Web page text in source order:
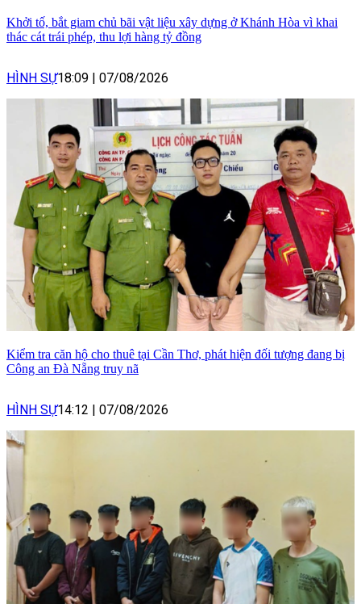
Khởi tố, bắt giam chủ bãi vật liệu xây dựng ở Khánh Hòa vì khai
thác cát trái phép, thu lợi hàng tỷ đồng
HÌNH SỰ18:09 | 07/08/2026
Kiểm tra căn hộ cho thuê tại Cần Thơ, phát hiện đối tượng đang bị
Công an Đà Nẵng truy nã
HÌNH SỰ14:12 | 07/08/2026